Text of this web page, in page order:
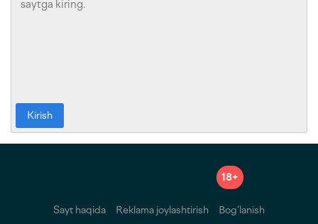
Kirish
18+
Sayt haqida Reklama joylashtirish Bog‘lanish